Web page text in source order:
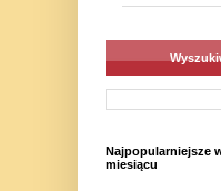
Najpopularniejsze
miesiącu